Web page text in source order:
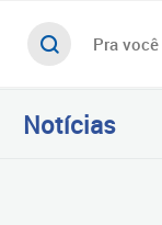
Pra você
Notícias